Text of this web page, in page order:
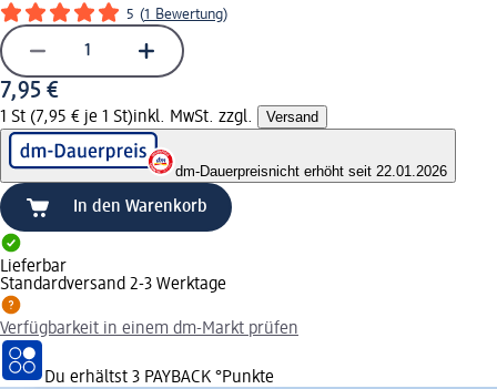
5 (1 Bewertung)
7,95 €
1 St (7,95 € je 1 St)inkl. MwSt. zzgl. Versand
dm-Dauerpreisnicht erhöht seit 22.01.2026
In den Warenkorb
Lieferbar
Standardversand 2-3 Werktage
Verfügbarkeit in einem dm-Markt prüfen
Du erhältst 3 PAYBACK °Punkte